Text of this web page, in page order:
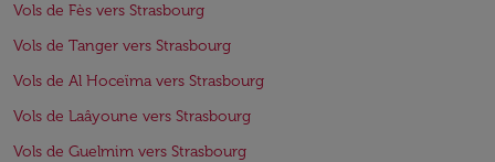
Vols de Fès vers Strasbourg
Vols de Tanger vers Strasbourg
Vols de Al Hoceïma vers Strasbourg
Vols de Laâyoune vers Strasbourg
Vols de Guelmim vers Strasbourg